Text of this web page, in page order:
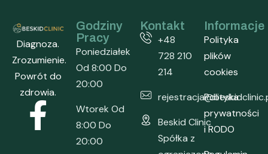
Diagnoza.
Zrozumienie.
Powrót do
zdrowia.
Godziny
Pracy
Poniedziałek
Od 8:00 Do
20:00
Wtorek Od
8:00 Do
20:00
Kontakt
+48
728 210
214
Beskid Clinic
Spółka z
Informacje
Polityka
plików
cookies
Polityka
prywatności
i RODO